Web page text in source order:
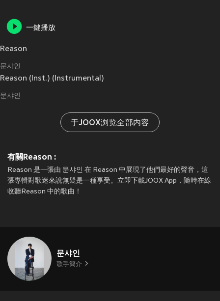
一鍵播放
Reason
문샤인
Reason (Inst.) (Instrumental)
문샤인
于JOOX浏览全部内容
有關Reason :
Reason 是一張由 문샤인 在 Reason 中展現了他們最好的聲音，這
張專輯對歌迷來說無疑是一種享受。立即下載JOOX App，隨時在線
收聽Reason 中的歌曲！
문샤인
歌手簡介